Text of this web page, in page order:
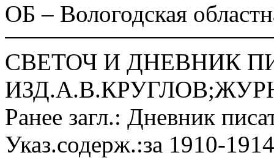
ОБ – Вологодская
СВЕТОЧ И ДНЕВНИК
Ранее загл.: Дневник
Указ.содерж.:за 1910-